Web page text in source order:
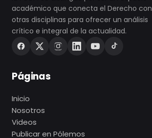
académico que conecta el Derecho con
otras disciplinas para ofrecer un análisis
crítico e integral de la actualidad.
Páginas
Inicio
Nosotros
Videos
Publicar en Pólemos